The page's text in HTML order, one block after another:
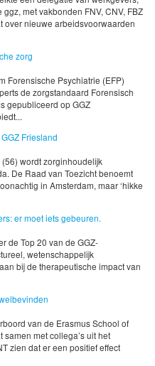
met vakbonden FNV, CNV, FBZ
over nieuwe arbeidsvoorwaarden
zorg
Forensische Psychiatrie (EFP)
de zorgstandaard Forensisch
gepubliceerd op GGZ
Friesland
wordt zorginhoudelijk
De Raad van Toezicht benoemt
in Amsterdam, maar ‘hikke
er moet iets gebeuren.
de Top 20 van de GGZ-
wetenschappelijk
bij de therapeutische impact van
van de Erasmus School of
met collega’s uit het
zien dat er een positief effect